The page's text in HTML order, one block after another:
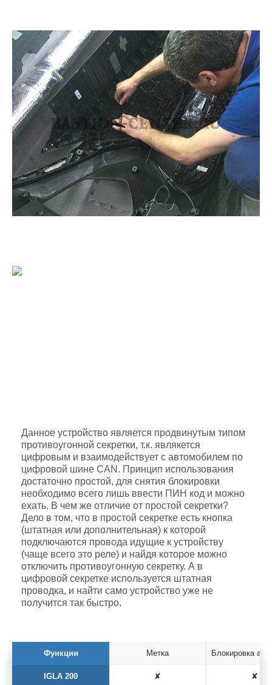
Данное устройство является продвинутым типом
противоугонной секретки, т.к. являкется
цифровым и взаимодействует с автомобилем по
цифровой шине CAN. Принцип использования
достаточно простой, для снятия блокировки
необходимо всего лишь ввести ПИН код и можно
ехать. В чем же отличие от простой секретки?
Дело в том, что в простой секретке есть кнопка
(штатная или дополнительная) к которой
подключаются провода идущие к устройству
(чаще всего это реле) и найдя которое можно
отключить противоугонную секретку. А в
цифровой секретке используется штатная
проводка, и найти само устройство уже не
получится так быстро.
Функции
IGLA 200
Метка
✘
Блокировка
✘